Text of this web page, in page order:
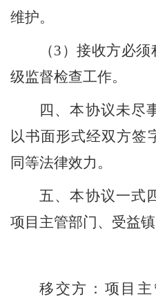
维护。
（3 ）接收方必
级监督检查工作。
四、本协议未尽
以书面形式经双方签
同等法律效力。
五、本协议一式
项目主管部门、 受益
移交方： 项目